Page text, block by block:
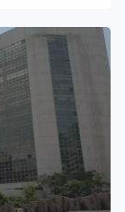
習計劃亦包